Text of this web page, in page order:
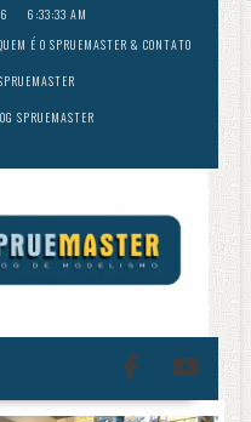
6:33:34 AM
É O SPRUEMASTER & CONTATO
SPRUEMASTER